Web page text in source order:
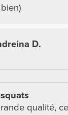
D.
qualité,